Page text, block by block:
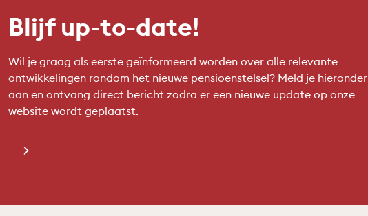
Blijf up-to-date!
Wil je graag als eerste geïnformeerd worden over alle relevante
ontwikkelingen rondom het nieuwe pensioenstelsel? Meld je hieronder
aan en ontvang direct bericht zodra er een nieuwe update op onze
website wordt geplaatst.